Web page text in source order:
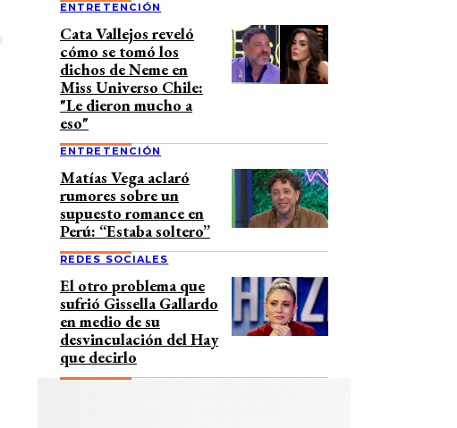
ENTRETENCIÓN
Cata Vallejos reveló
cómo se tomó los
dichos de Neme en
Miss Universo Chile:
"Le dieron mucho a
eso"
ENTRETENCIÓN
Matías Vega aclaró
rumores sobre un
supuesto romance en
Perú: “Estaba soltero”
REDES SOCIALES
El otro problema que
sufrió Gissella Gallardo
en medio de su
desvinculación del Hay
que decirlo